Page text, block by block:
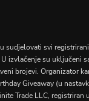
sudjelovati svi
izvlačenje su uključeni
brojevi. Organizator
Giveaway (u
Trade LLC, registriran